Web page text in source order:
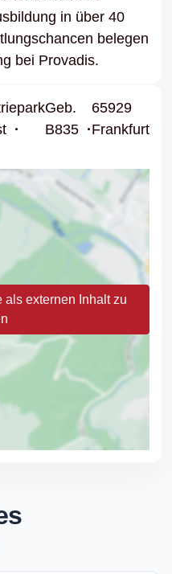
in über 40
belegen
bei Provadis.
Geb.
B835
65929
Frankfurt
als externen Inhalt zu